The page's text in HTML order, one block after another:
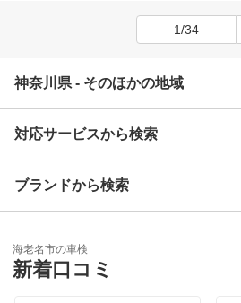
1/34
神奈川県 - そのほかの地域
愛甲郡
足柄下郡
厚木市
綾瀬市
対応サービスから検索
Award 受賞店
特典あり
ブランドから検索
「車検の速太郎」
海老名市の車検
新着口コミ